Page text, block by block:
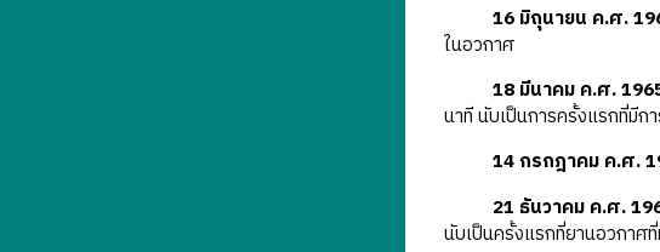
16 มิถุนายน ค.ศ.
ในอวกาศ
18 มีนาคม ค.ศ.
นาที นับเป็นการครั้งแรกที่มีก
14 กรกฎาคม ค.ศ.
21 ธันวาคม ค.ศ.
นับเป็นครั้งแรกที่ยานอวกาศ